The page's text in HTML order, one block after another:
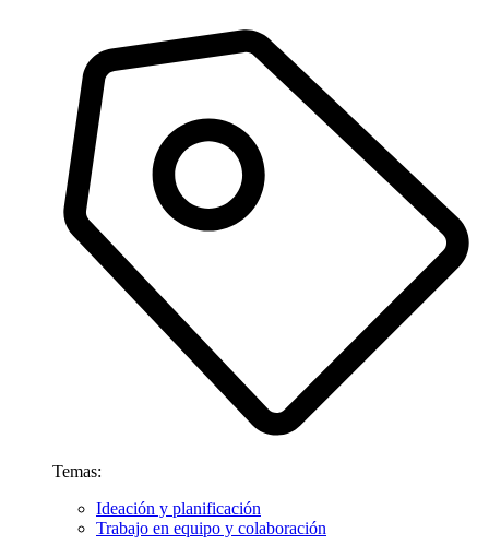
Temas:
Ideación y planificación
Trabajo en equipo y colaboración